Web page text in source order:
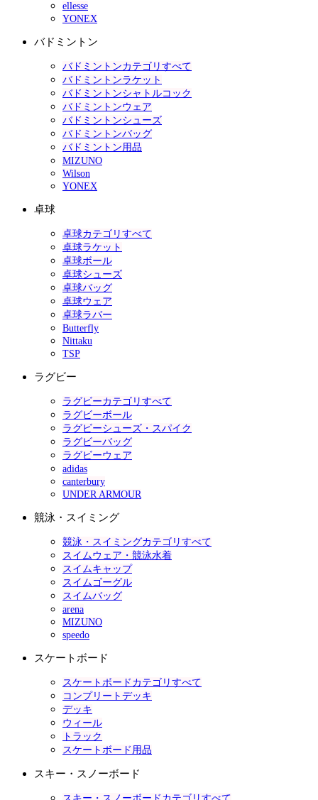
ellesse
YONEX
バドミントン
バドミントンカテゴリすべて
バドミントンラケット
バドミントンシャトルコック
バドミントンウェア
バドミントンシューズ
バドミントンバッグ
バドミントン用品
MIZUNO
Wilson
YONEX
卓球
卓球カテゴリすべて
卓球ラケット
卓球ボール
卓球シューズ
卓球バッグ
卓球ウェア
卓球ラバー
Butterfly
Nittaku
TSP
ラグビー
ラグビーカテゴリすべて
ラグビーボール
ラグビーシューズ・スパイク
ラグビーバッグ
ラグビーウェア
adidas
canterbury
UNDER ARMOUR
競泳・スイミング
競泳・スイミングカテゴリすべて
スイムウェア・競泳水着
スイムキャップ
スイムゴーグル
スイムバッグ
arena
MIZUNO
speedo
スケートボード
スケートボードカテゴリすべて
コンプリートデッキ
デッキ
ウィール
トラック
スケートボード用品
スキー・スノーボード